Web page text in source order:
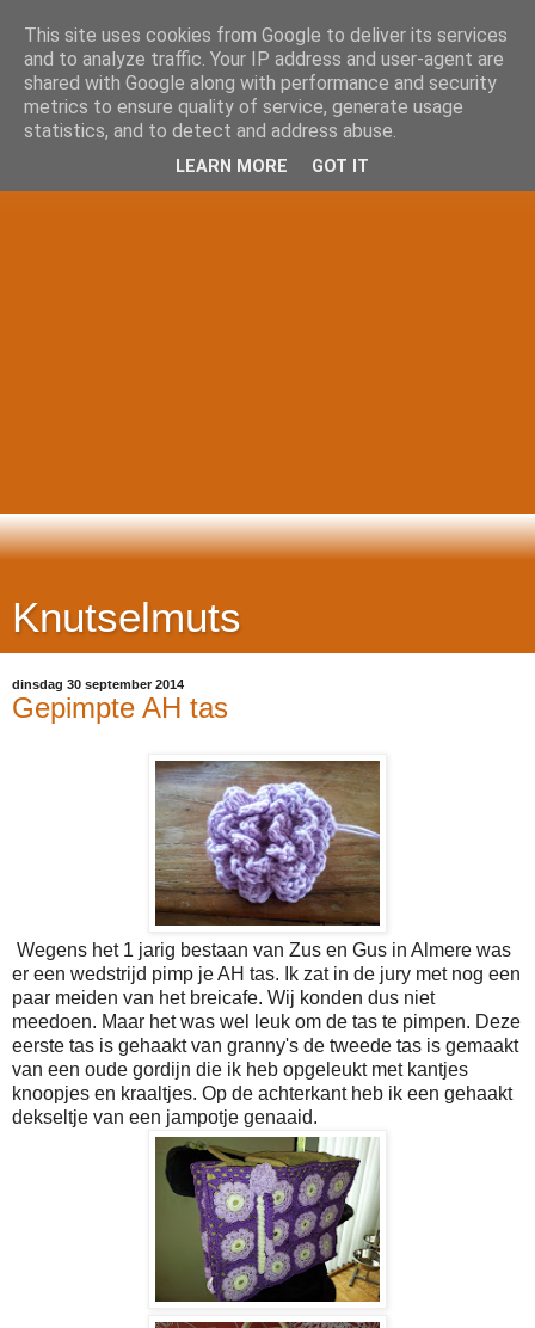
Knutselmuts
dinsdag 30 september 2014
Gepimpte AH tas
Wegens het 1 jarig bestaan van Zus en Gus in Almere was
er een wedstrijd pimp je AH tas. Ik zat in de jury met nog een
paar meiden van het breicafe. Wij konden dus niet
meedoen. Maar het was wel leuk om de tas te pimpen. Deze
eerste tas is gehaakt van granny's de tweede tas is gemaakt
van een oude gordijn die ik heb opgeleukt met kantjes
knoopjes en kraaltjes. Op de achterkant heb ik een gehaakt
dekseltje van een jampotje genaaid.
This site uses cookies from Google to deliver its services
and to analyze traffic. Your IP address and user-agent are
shared with Google along with performance and security
metrics to ensure quality of service, generate usage
statistics, and to detect and address abuse.
LEARN MORE GOT IT